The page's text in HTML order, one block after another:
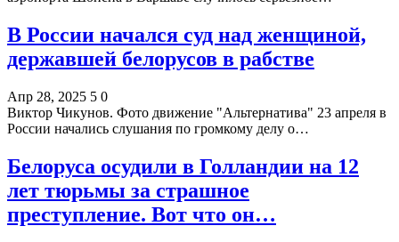
В России начался суд над женщиной,
державшей белорусов в рабстве
Апр 28, 2025 5 0
Виктор Чикунов. Фото движение "Альтернатива" 23 апреля в
России начались слушания по громкому делу о…
Белоруса осудили в Голландии на 12
лет тюрьмы за страшное
преступление. Вот что он…